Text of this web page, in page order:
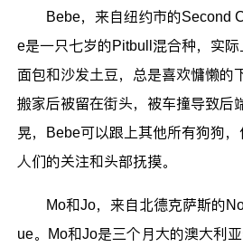
Bebe，来自纽约市的Second
e是一只七岁的Pitbull混合种，实
面包和沙发土豆，总是喜欢慵懒的
搬家后被留在街头，被车撞导致后
晃，Bebe可以跟上其他所有狗狗
人们的关注和头部抚摸。
Mo和Jo，来自北德克萨斯的
ue。Mo和Jo是三个月大的澳大利